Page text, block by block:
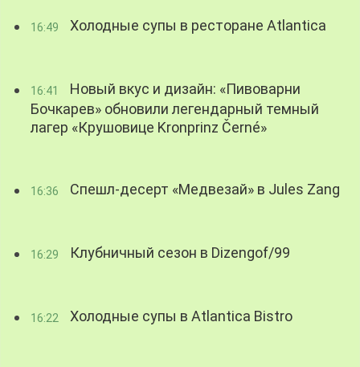
16:49 Холодные супы в ресторане Atlantica
16:41
Новый вкус и дизайн: «Пивоварни
Бочкарев» обновили легендарный темный
лагер «Крушовице Kronprinz Černé»
16:36 Спешл-десерт «Медвезай» в Jules Zang
16:29 Клубничный сезон в Dizengof/99
16:22 Холодные супы в Atlantica Bistro